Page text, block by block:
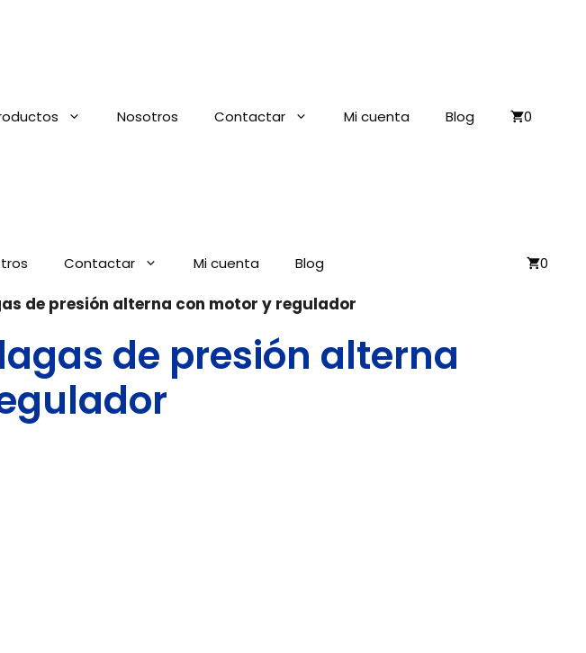
Nosotros Contactar Mi cuenta Blog 0
Contactar Mi cuenta Blog 0
de presión alterna con motor y regulador
de presión alterna